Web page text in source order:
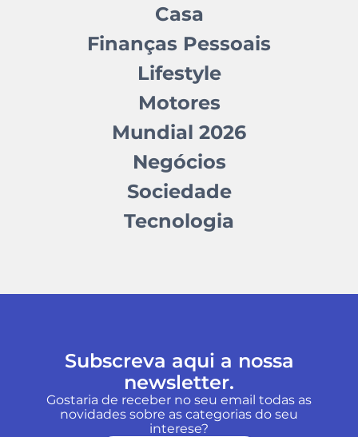
Casa
Finanças Pessoais
Lifestyle
Motores
Mundial 2026
Negócios
Sociedade
Tecnologia
Subscreva aqui a nossa
newsletter.
Gostaria de receber no seu email todas as
novidades sobre as categorias do seu
interese?